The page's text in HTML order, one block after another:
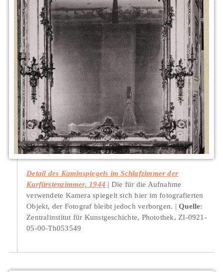
Detail des Kaminspiegels im Schlafzimmer der
Kurfürstenzimmer, 1944
Die für die Aufnahme
verwendete Kamera spiegelt sich hier im fotografierten
Objekt, der Fotograf bleibt jedoch verborgen.
Quelle:
Zentralinstitut für Kunstgeschichte, Photothek, ZI-0921-
05-00-Th053549